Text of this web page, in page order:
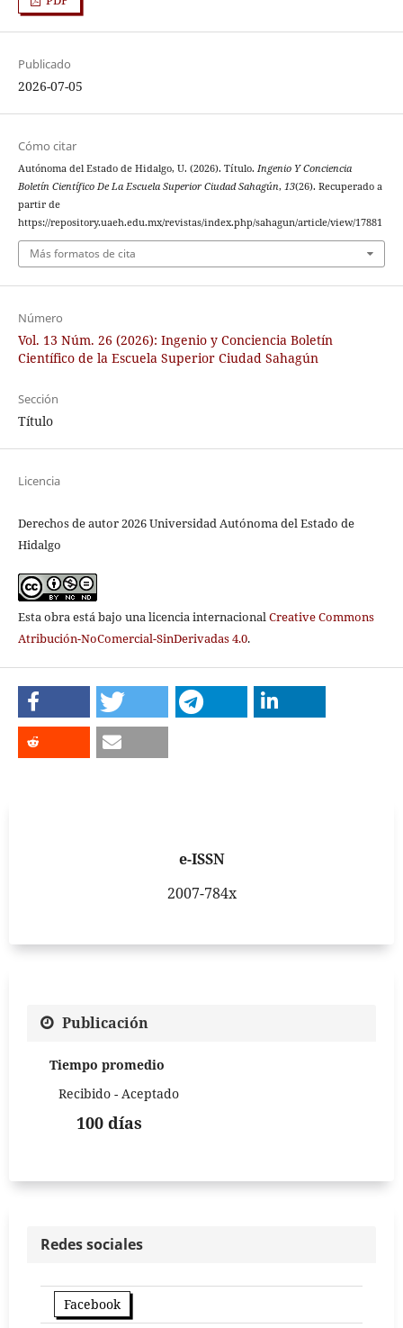
Publicado
2026-07-05
Cómo citar
Autónoma del Estado de Hidalgo, U. (2026). Título. Ingenio Y Conciencia
Boletín Científico De La Escuela Superior Ciudad Sahagún, 13(26). Recuperado a
partir de
https://repository.uaeh.edu.mx/revistas/index.php/sahagun/article/view/17881
Más formatos de cita
Número
Vol. 13 Núm. 26 (2026): Ingenio y Conciencia Boletín
Científico de la Escuela Superior Ciudad Sahagún
Sección
Título
Licencia
Derechos de autor 2026 Universidad Autónoma del Estado de
Hidalgo
Esta obra está bajo una licencia internacionalCreative Commons
Atribución-NoComercial-SinDerivadas 4.0.
e-ISSN
2007-784x
Publicación
Tiempo promedio
Recibido - Aceptado
100 días
Redes sociales
Facebook